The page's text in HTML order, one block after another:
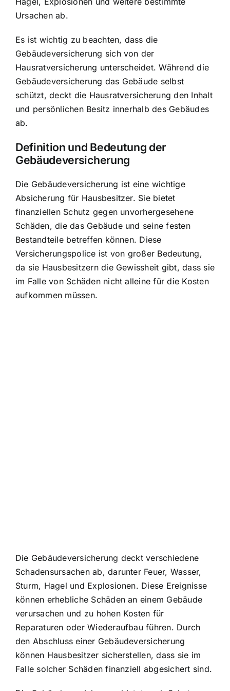
Ursachen ab.
Es ist wichtig zu beachten, dass die
Gebäudeversicherung sich von der
Hausratversicherung unterscheidet. Während die
Gebäudeversicherung das Gebäude selbst
schützt, deckt die Hausratversicherung den Inhalt
und persönlichen Besitz innerhalb des Gebäudes
ab.
Definition und Bedeutung der
Gebäudeversicherung
Die Gebäudeversicherung ist eine wichtige
Absicherung für Hausbesitzer. Sie bietet
finanziellen Schutz gegen unvorhergesehene
Schäden, die das Gebäude und seine festen
Bestandteile betreffen können. Diese
Versicherungspolice ist von großer Bedeutung,
da sie Hausbesitzern die Gewissheit gibt, dass sie
im Falle von Schäden nicht alleine für die Kosten
aufkommen müssen.
Die Gebäudeversicherung deckt verschiedene
Schadensursachen ab, darunter Feuer, Wasser,
Sturm, Hagel und Explosionen. Diese Ereignisse
können erhebliche Schäden an einem Gebäude
verursachen und zu hohen Kosten für
Reparaturen oder Wiederaufbau führen. Durch
den Abschluss einer Gebäudeversicherung
können Hausbesitzer sicherstellen, dass sie im
Falle solcher Schäden finanziell abgesichert sind.